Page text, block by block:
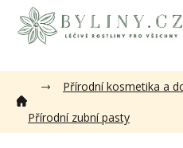
obsah
Přírodní kosmetika a
Přírodní zubní pasty